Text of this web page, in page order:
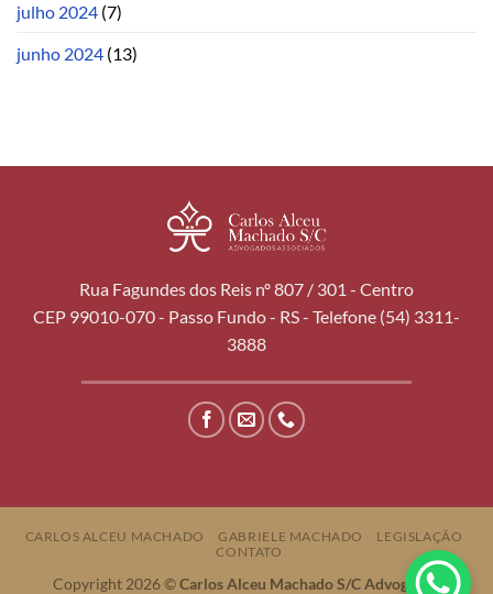
julho 2024 (7)
junho 2024 (13)
Rua Fagundes dos Reis nº 807 / 301 - Centro
CEP 99010-070 - Passo Fundo - RS - Telefone (54) 3311-
3888
CARLOS ALCEU MACHADO GABRIELE MACHADO
LEGISLAÇÃO
CONTATO
Copyright 2026 ©Carlos Alceu Machado S/C Advogados